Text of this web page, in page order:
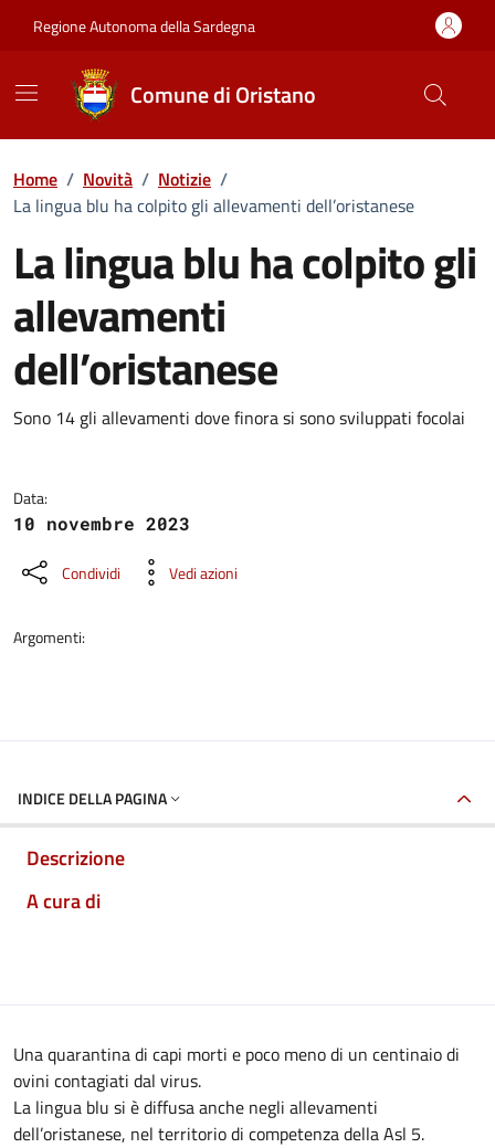
Regione Autonoma della Sardegna
Comune di Oristano
Home / Novità / Notizie /
La lingua blu ha colpito gli allevamenti dell’oristanese
La lingua blu ha colpito gli
allevamenti
dell’oristanese
Dettagli della notizia
Sono 14 gli allevamenti dove finora si sono sviluppati focolai
Data:
10 novembre 2023
Condividi Vedi azioni
Argomenti:
INDICE DELLA PAGINA
Descrizione
A cura di
Una quarantina di capi morti e poco meno di un centinaio di
ovini contagiati dal virus.
La lingua blu si è diffusa anche negli allevamenti
dell’oristanese, nel territorio di competenza della Asl 5.